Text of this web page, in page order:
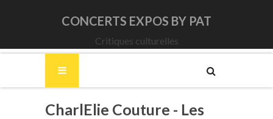
CONCERTS EXPOS BY PAT
Critiques culturelles
CharlElie Couture - Les